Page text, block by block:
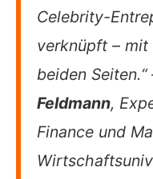
Celebrity-
verknüpft – mit
beiden Seiten.“
Feldmann,
Finance und